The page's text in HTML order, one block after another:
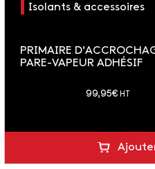
Isolants & accessoires
PRIMAIRE
PARE-VAPEUR ADHÉSIF
99,95€ HT